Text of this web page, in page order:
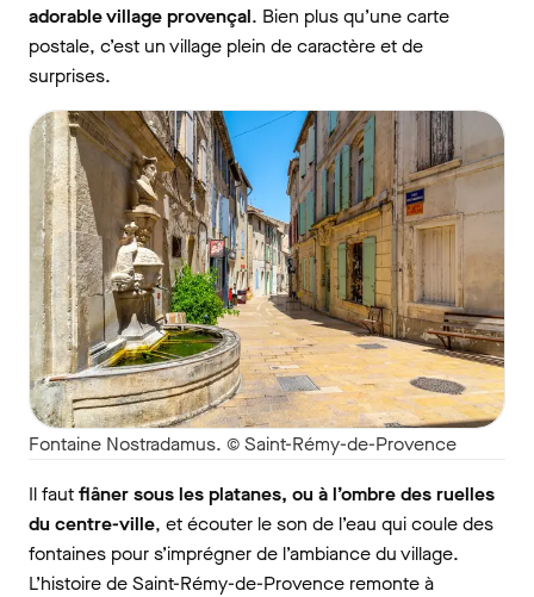
adorable village provençal. Bien plus qu’une carte
postale, c’est un village plein de caractère et de
surprises.
Fontaine Nostradamus. © Saint-Rémy-de-Provence
Il fautflâner sous les platanes, ou à l’ombre des ruelles
du centre-ville, et écouter le son de l’eau qui coule des
fontaines pour s’imprégner de l’ambiance du village.
L’histoire de Saint-Rémy-de-Provence remonte à